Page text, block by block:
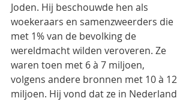
Joden. Hij beschouwde hen als
woekeraars en samenzweerders die
met 1% van de bevolking de
wereldmacht wilden veroveren. Ze
waren toen met 6 à 7 miljoen,
volgens andere bronnen met 10 à 12
miljoen. Hij vond dat ze in Nederland